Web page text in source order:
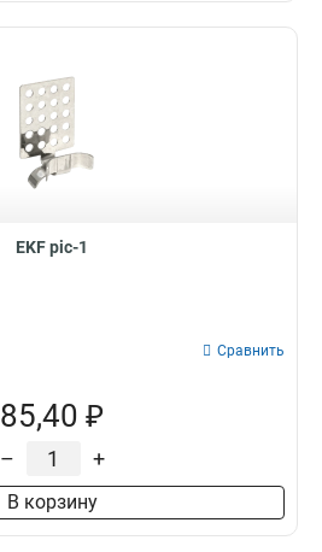
EKF pic-1
Сравнить
85,40 ₽
– +
В корзину